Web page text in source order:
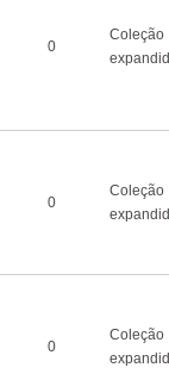
0
Coleção
0
Coleção
0
Coleção